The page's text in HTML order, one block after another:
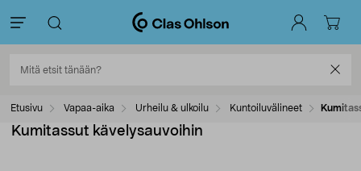
Etusivu Vapaa-aika Urheilu & ulkoilu Kuntoiluvälineet
Kumitassut kävelysauvoihin